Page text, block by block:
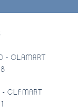
- CLAMART
CLAMART